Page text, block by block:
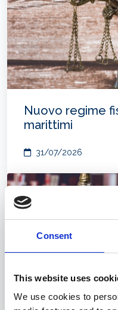
Consent
This website uses
We use cookies to
Nuovo regime
marittimi
31/07/2026